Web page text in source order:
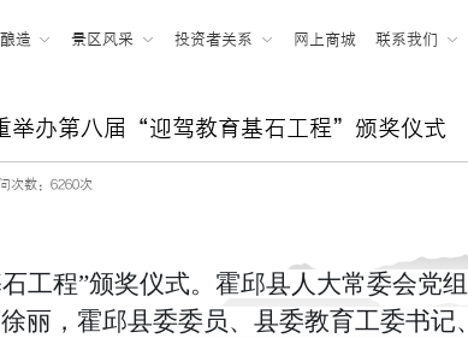
造 景区风采 投资者关系 网上商城 联系我们
举办第八届“迎驾教育基石工程”颁奖仪式
次数：6260次
工程”颁奖仪式。 霍邱县人大常委会党组
丽， 霍邱县委委员、县委教育工委书记、